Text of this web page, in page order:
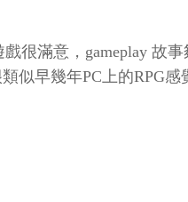
很滿意，gameplay 故事
似早幾年PC上的RPG感